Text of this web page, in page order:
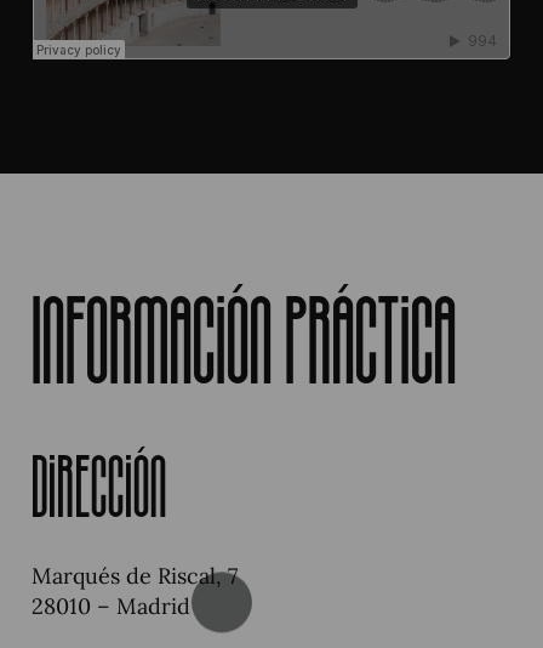
Información práctica
Dirección
Marqués de Riscal, 7
28010 – Madrid